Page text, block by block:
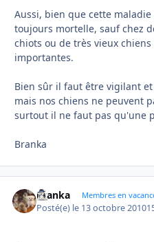
Aussi, bien que cette
toujours mortelle, sauf chez
chiots ou de très vieux
importantes.
Bien sûr il faut être vigilant
mais nos chiens ne peuvent
surtout il ne faut pas qu'une
Branka
branka Membres en
Posté(e) le 13 octobre 2010